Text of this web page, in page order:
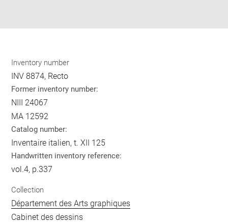
Inventory number
INV 8874, Recto
Former inventory number:
NIII 24067
MA 12592
Catalog number:
Inventaire italien, t. XII 125
Handwritten inventory reference:
vol.4, p.337
Collection
Département des Arts graphiques
Cabinet des dessins